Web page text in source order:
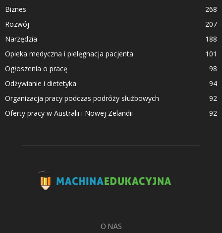
Biznes
268
Rozwój
207
Narzędzia
188
Opieka medyczna i pielęgnacja pacjenta
101
Ogłoszenia o pracę
98
Odżywianie i dietetyka
94
Organizacja pracy podczas podróży służbowych
92
Oferty pracy w Australii i Nowej Zelandii
92
O NAS